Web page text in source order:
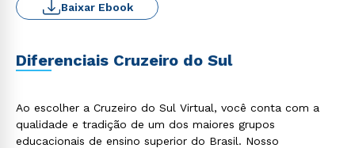
Baixar Ebook
Diferenciais Cruzeiro do Sul
Ao escolher a Cruzeiro do Sul Virtual, você conta com a
qualidade e tradição de um dos maiores grupos
educacionais de ensino superior do Brasil. Nosso